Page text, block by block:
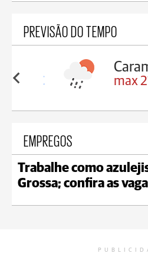
PREVISÃO DO TEMPO
18°C max
EMPREGOS
Trabalhe como
Grossa; confira as